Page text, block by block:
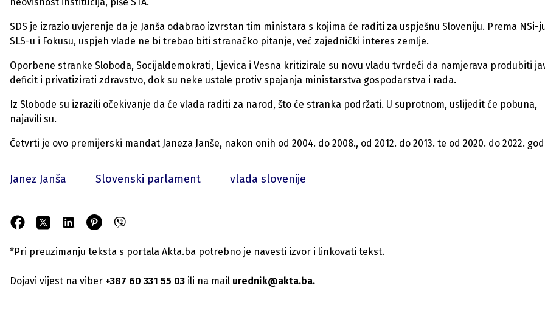
SDS je izrazio uvjerenje da je Janša odabrao izvrstan tim ministara s kojima će raditi za uspješnu Sloveniju. Prema NSi-
SLS-u i Fokusu, uspjeh vlade ne bi trebao biti stranačko pitanje, već zajednički interes zemlje.
Oporbene stranke Sloboda, Socijaldemokrati, Ljevica i Vesna kritizirale su novu vladu tvrdeći da namjerava produbiti
deficit i privatizirati zdravstvo, dok su neke ustale protiv spajanja ministarstva gospodarstva i rada.
Iz Slobode su izrazili očekivanje da će vlada raditi za narod, što će stranka podržati. U suprotnom, uslijedit će pobuna,
najavili su.
Četvrti je ovo premijerski mandat Janeza Janše, nakon onih od 2004. do 2008., od 2012. do 2013. te od 2020. do 2022.
Janez Janša Slovenski parlament vlada slovenije
*Pri preuzimanju teksta s portala Akta.ba potrebno je navesti izvor i linkovati tekst.
Dojavi vijest na viber +387 60 331 55 03 ili na mail urednik@akta.ba.